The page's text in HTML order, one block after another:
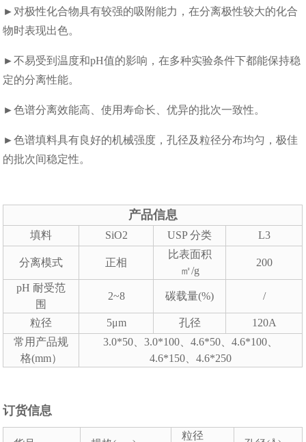
►对极性化合物具有较强的吸附能力，在分离极性较大的化合
物时表现出色。
►不易受到温度和pH值的影响，在多种实验条件下都能保持稳
定的分离性能。
►色谱分离效能高、使用寿命长、优异的批次一致性。
►色谱填料具有良好的机械强度，孔径及粒径分布均匀，极佳
的批次间稳定性。
产品信息
填料 SiO2 USP 分类 L3
分离模式 正相
比表面积
㎡/g
200
pH 耐受范
围
2~8 碳载量(%) /
粒径 5μm 孔径
120A
常用产品规
格(mm）
3.0*50、3.0*100、4.6*50、4.6*100、
4.6*150、4.6*250
订货信息
粒径